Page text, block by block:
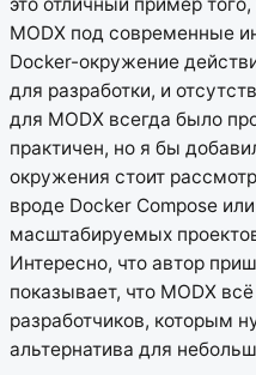
это отличный пример
MODX под современные
Docker-окружение
для разработки, и
для MODX всегда было
практичен, но я бы
окружения стоит
вроде Docker Compose
масштабируемых
Интересно, что автор
показывает, что MODX
разработчиков, которым
альтернатива для